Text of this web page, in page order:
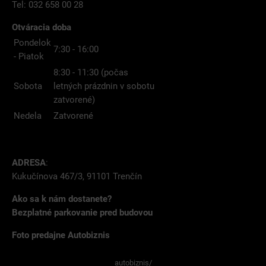
Tel: 032 658 00 28
Otváracia doba
Pondelok
- Piatok
7:30 - 16:00
Sobota
8:30 - 11:30 (počas
letných prázdnin v sobotu
zatvorené)
Nedela
Zatvorené
ADRESA:
Kukučínova 467/3, 91101 Trenčín
Ako sa k nám dostanete?
Bezplatné parkovanie pred budovou
Foto predajne Autobiznis
autobiznis/